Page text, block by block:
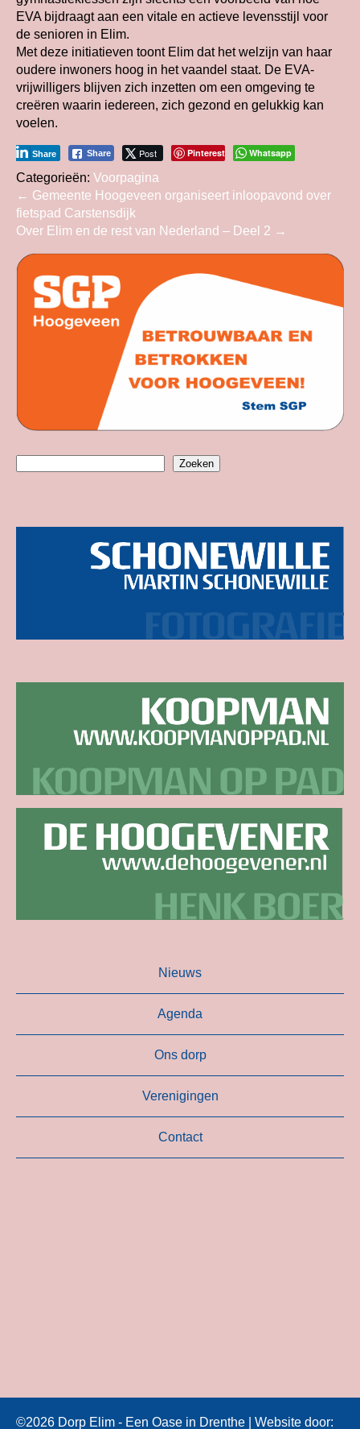
EVA bijdraagt aan een vitale en actieve levensstijl voor
de senioren in Elim.
Met deze initiatieven toont Elim dat het welzijn van haar
oudere inwoners hoog in het vaandel staat. De EVA-
vrijwilligers blijven zich inzetten om een omgeving te
creëren waarin iedereen, zich gezond en gelukkig kan
voelen.
Share Post
Share Pinterest Whatsapp
Categorieën: Voorpagina
Bericht
navigatie
← Gemeente Hoogeveen organiseert inloopavond over
fietspad Carstensdijk
Over Elim en de rest van Nederland – Deel 2 →
Zoeken
Nieuws
Agenda
Ons dorp
Verenigingen
Contact
©2026 Dorp Elim - Een Oase in Drenthe | Website door: